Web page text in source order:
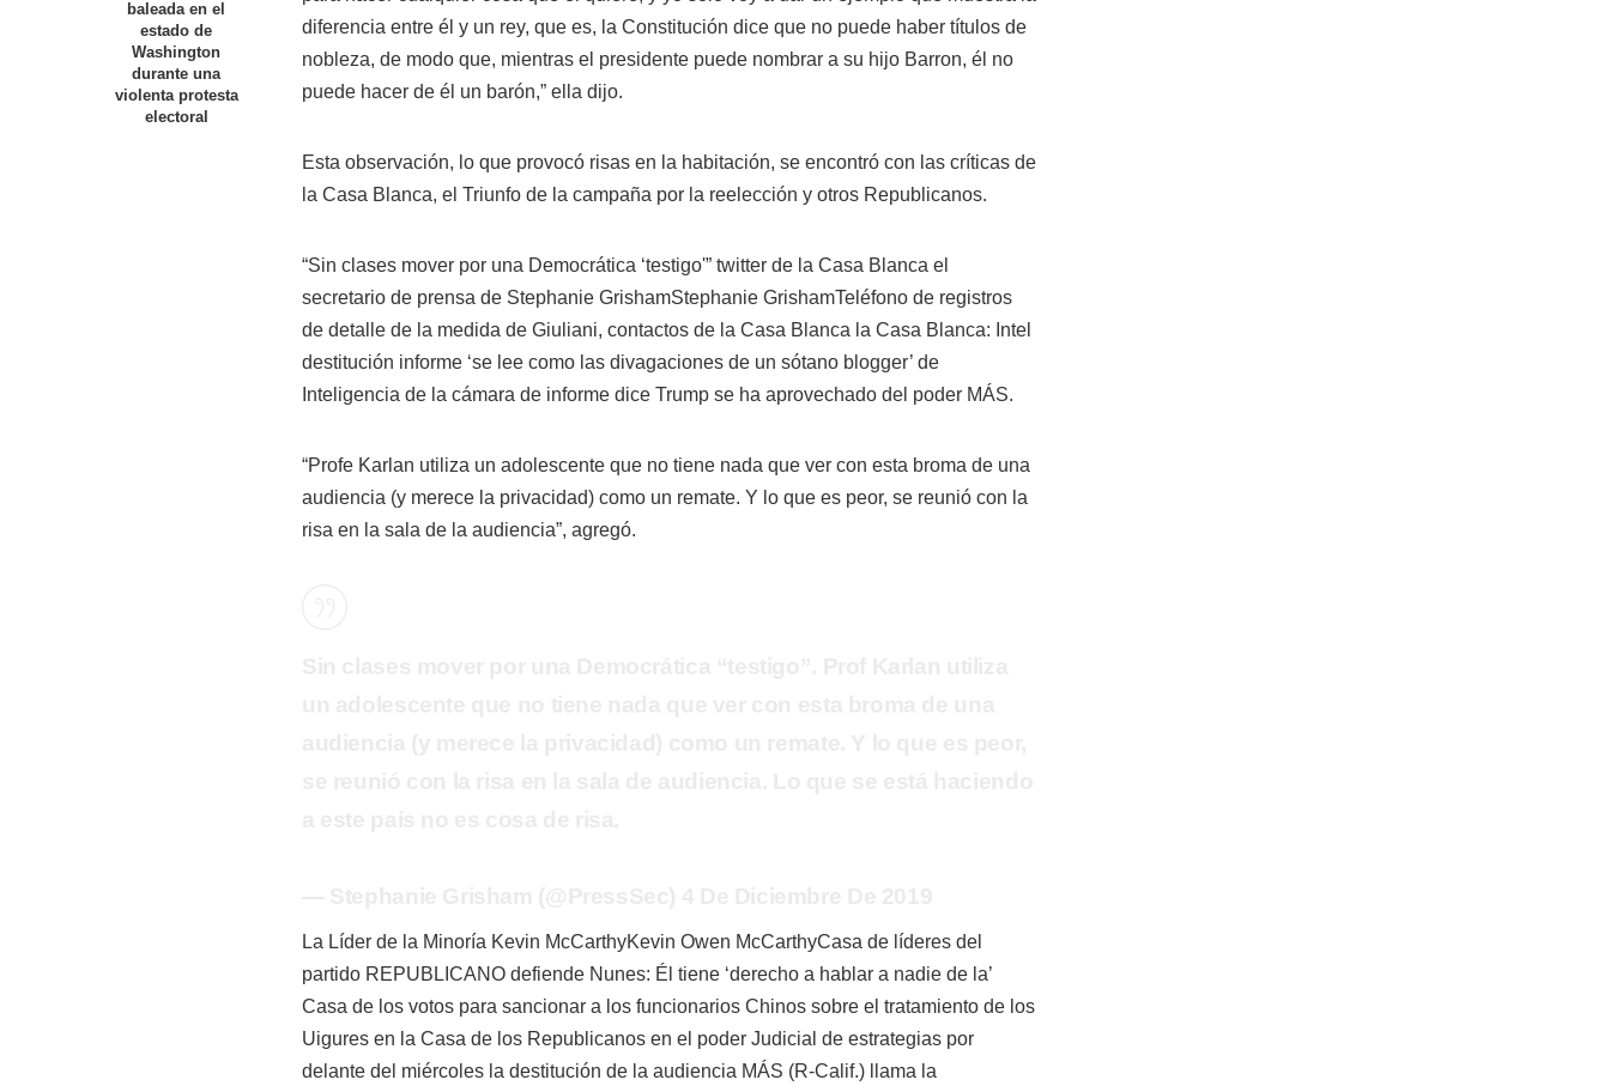
baleada en el
estado de
Washington
durante una
violenta protesta
electoral
diferencia entre él y un rey, que es, la Constitución dice que no puede haber títulos de
nobleza, de modo que, mientras el presidente puede nombrar a su hijo Barron, él no
puede hacer de él un barón,” ella dijo.
Esta observación, lo que provocó risas en la habitación, se encontró con las críticas de
la Casa Blanca, el Triunfo de la campaña por la reelección y otros Republicanos.
“Sin clases mover por una Democrática ‘testigo'” twitter de la Casa Blanca el
secretario de prensa de Stephanie GrishamStephanie GrishamTeléfono de registros
de detalle de la medida de Giuliani, contactos de la Casa Blanca la Casa Blanca: Intel
destitución informe ‘se lee como las divagaciones de un sótano blogger’ de
Inteligencia de la cámara de informe dice Trump se ha aprovechado del poder MÁS.
“Profe Karlan utiliza un adolescente que no tiene nada que ver con esta broma de una
audiencia (y merece la privacidad) como un remate. Y lo que es peor, se reunió con la
risa en la sala de la audiencia”, agregó.
La Líder de la Minoría Kevin McCarthyKevin Owen McCarthyCasa de líderes del
partido REPUBLICANO defiende Nunes: Él tiene ‘derecho a hablar a nadie de la’
Casa de los votos para sancionar a los funcionarios Chinos sobre el tratamiento de los
Uigures en la Casa de los Republicanos en el poder Judicial de estrategias por
delante del miércoles la destitución de la audiencia MÁS (R-Calif.) llama la